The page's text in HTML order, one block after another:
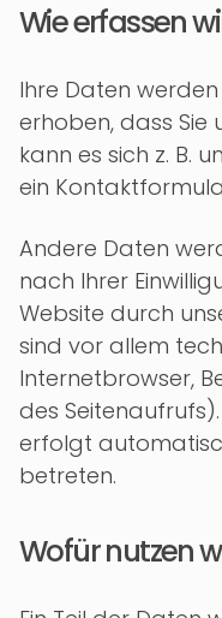
Wie erfassen
Ihre Daten
erhoben, dass Sie
kann es sich z. B.
ein
Andere Daten
nach Ihrer
Website durch
sind vor allem
Internetbrowser,
des
erfolgt
betreten.
Wofür nutzen